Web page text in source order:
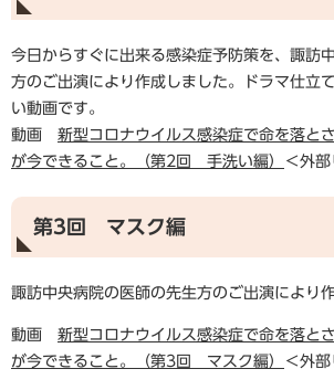
今日からすぐに出来る感染症予防策を、諏訪
方のご出演により作成しました。ドラマ仕立
い動画です。
動画 新型コロナウイルス感染症で命を落と
が今できること。（第2回 手洗い編）
＜外
第3回 マスク編
諏訪中央病院の医師の先生方のご出演により
動画 新型コロナウイルス感染症で命を落と
が今できること。（第3回 マスク編）
＜外